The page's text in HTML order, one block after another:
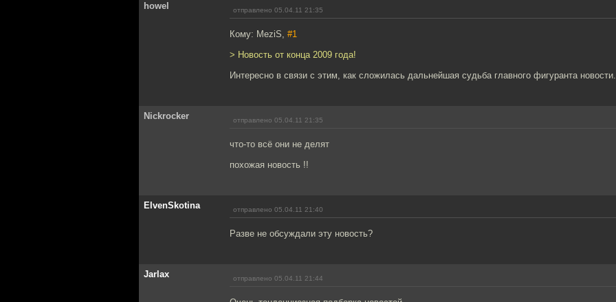
howel отправлено 05.04.11 21:35
Кому: MeziS, #1
> Новость от конца 2009 года!
Интересно в связи с этим, как сложилась дальнейшая судьба главного фигуранта новости.
Nickrocker отправлено 05.04.11 21:35
что-то всё они не делят
похожая новость !!
ElvenSkotina отправлено 05.04.11 21:40
Разве не обсуждали эту новость?
Jarlax отправлено 05.04.11 21:44